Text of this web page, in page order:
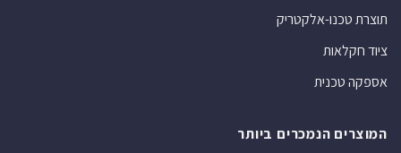
תוצרת טכנו-אלקטריק
ציוד חקלאות
אספקה טכנית
המוצרים הנמכרים ביותר